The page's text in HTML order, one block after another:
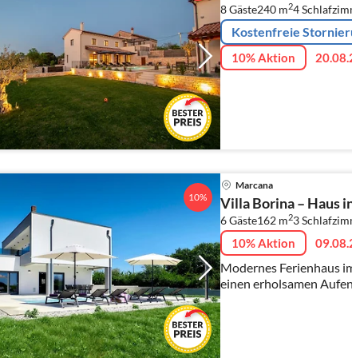
8 Gäste240 m24
Kostenfreie
10% Aktion
10%
Marcana
Villa Borina – Haus
6 Gäste162 m23
10% Aktion
Modernes Ferienhaus
einen erholsamen